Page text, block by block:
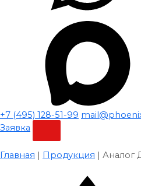
+7 (495) 128-51-99
Заявка
Главная | Продукция | Аналог